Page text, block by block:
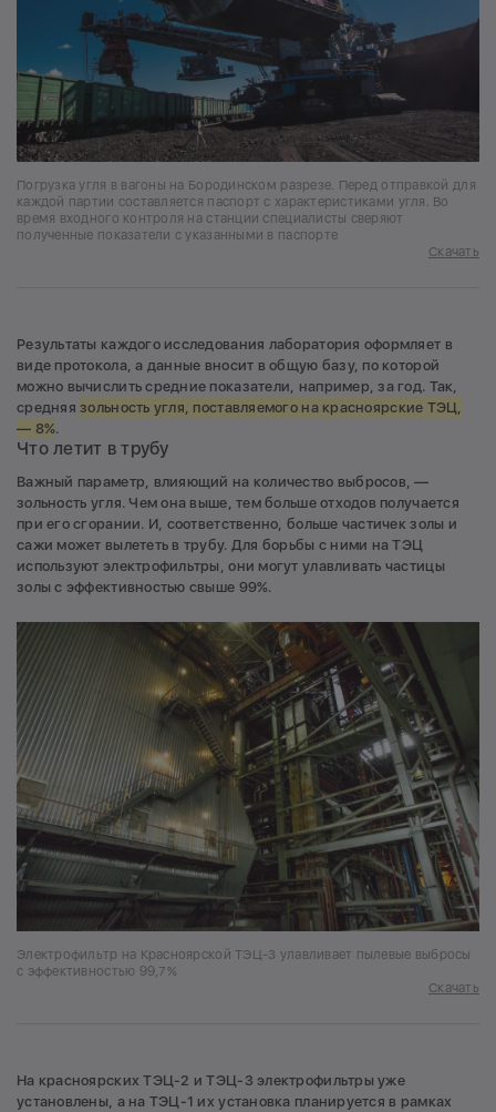
Погрузка угля в вагоны на Бородинском разрезе. Перед отправкой для
каждой партии составляется паспорт с характеристиками угля. Во
время входного контроля на станции специалисты сверяют
полученные показатели с указанными в паспорте
Скачать
Результаты каждого исследования лаборатория оформляет в
виде протокола, а данные вносит в общую базу, по которой
можно вычислить средние показатели, например, за год. Так,
средняязольность угля, поставляемого на красноярские ТЭЦ,
— 8%.
Что летит в трубу
Важный параметр, влияющий на количество выбросов, —
зольность угля. Чем она выше, тем больше отходов получается
при его сгорании. И, соответственно, больше частичек золы и
сажи может вылететь в трубу. Для борьбы с ними на ТЭЦ
используют электрофильтры, они могут улавливать частицы
золы с эффективностью свыше 99%.
Электрофильтр на Красноярской ТЭЦ-3 улавливает пылевые выбросы
с эффективностью 99,7%
Скачать
На красноярских ТЭЦ-2 и ТЭЦ-3 электрофильтры уже
установлены, а на ТЭЦ-1 их установка планируется в рамках